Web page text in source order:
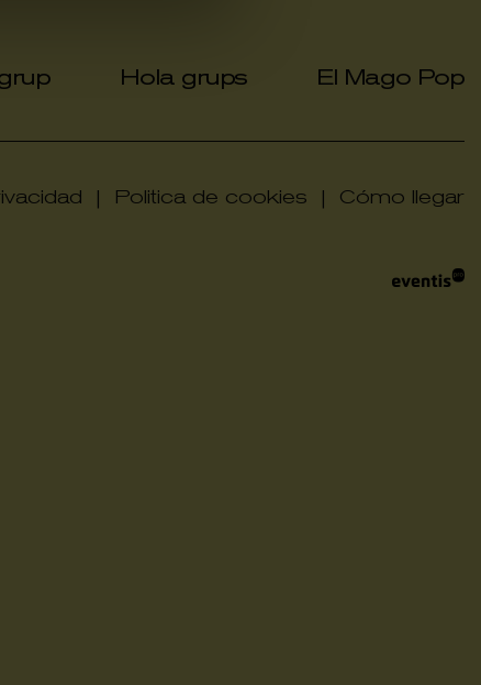
Hola grups El Mago Pop
| Politica de cookies | Cómo llegar